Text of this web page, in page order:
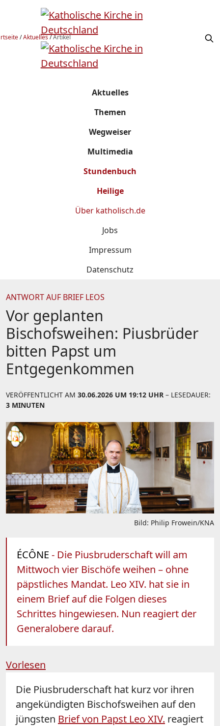
/Aktuelles/Artikel
Aktuelles
Themen
Wegweiser
Multimedia
Stundenbuch
Heilige
Über katholisch.de
Jobs
Impressum
Datenschutz
ANTWORT AUF BRIEF LEOS
Vor geplanten
Bischofsweihen: Piusbrüder
bitten Papst um
Entgegenkommen
VERÖFFENTLICHT AM 30.06.2026 UM 19:12 UHR – LESEDAUER:
3 MINUTEN
Bild: Philip Frowein/KNA
ÉCÔNE - Die Piusbruderschaft will am
Mittwoch vier Bischöfe weihen – ohne
päpstliches Mandat. Leo XIV. hat sie in
einem Brief auf die Folgen dieses
Schrittes hingewiesen. Nun reagiert der
Generalobere darauf.
Vorlesen
Die Piusbruderschaft hat kurz vor ihren
angekündigten Bischofsweihen auf den
jüngsten Brief von Papst Leo XIV. reagiert